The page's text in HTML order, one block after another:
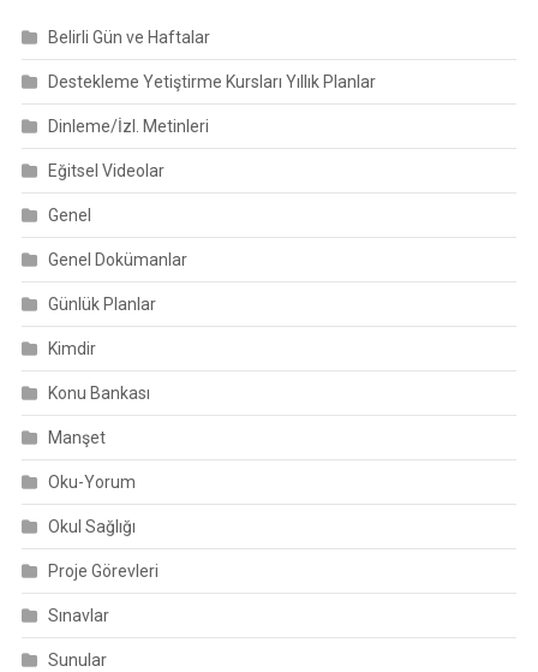
Belirli Gün ve Haftalar
Destekleme Yetiştirme Kursları Yıllık Planlar
Dinleme/İzl. Metinleri
Eğitsel Videolar
Genel
Genel Dokümanlar
Günlük Planlar
Kimdir
Konu Bankası
Manşet
Oku-Yorum
Okul Sağlığı
Proje Görevleri
Sınavlar
Sunular